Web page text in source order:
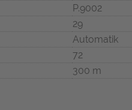
P.9002
29
Automatik
72
300 m